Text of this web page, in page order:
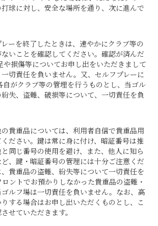
球に対し、安全な場所を通り、次に進んで
ーを終了したときは、速やかにクラブ等の
いことを確認してください。確認が済んだ
や損傷等についてお申し出をいただきまして
切責任を負いません。又、セルフプレーに
自がクラブ等の管埋を行うものとし、当ゴル
失、盗難、破損等について、一切責任を負
貴重品については、利用者自信で貴重品用
ださい。鍵は常に身に付け、暗証番号は推
同じ番号の使用を避け、また、他人に知ら
、鍵・暗証番号の管理には十分ご注意くだ
貴重品の盗難、紛失等について一切責任を
ントでお預かりしなかった貴重品の盗難・
ルフ場は一切責任を負いません。なお、高
する場合はお申し出いただくものとし、こ
せていただきます。